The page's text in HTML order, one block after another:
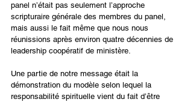
panel n’était pas seulement l’approche
scripturaire générale des membres du panel,
mais aussi le fait même que nous nous
réunissions après environ quatre décennies de
leadership coopératif de ministère.
Une partie de notre message était la
démonstration du modèle selon lequel la
responsabilité spirituelle vient du fait d’être